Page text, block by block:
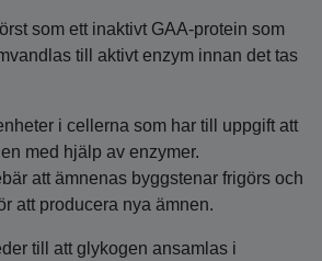
som ett inaktivt GAA-protein som
till aktivt enzym innan det tas
i cellerna som har till uppgift att
med hjälp av enzymer.
att ämnenas byggstenar frigörs och
att producera nya ämnen.
till att glykogen ansamlas i